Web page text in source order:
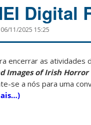
Digital
06/11/2025 15:25
encerrar as atividades
Images of Irish Horror
se a nós para uma